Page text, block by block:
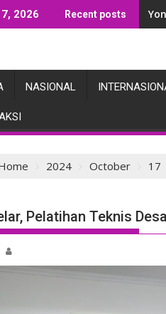
2026 Recent posts
NASIONAL
2024 October 17
Pelatihan Teknis